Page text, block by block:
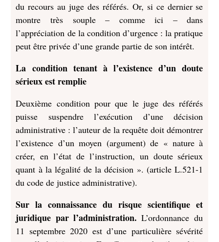
du recours au juge des référés. Or, si ce dernier se
montre très souple – comme ici – dans
l’appréciation de la condition d’urgence : la pratique
peut être privée d’une grande partie de son intérêt.
La condition tenant à l’existence d’un doute
sérieux est remplie
Deuxième condition pour que le juge des référés
puisse suspendre l’exécution d’une décision
administrative : l’auteur de la requête doit démontrer
l’existence d’un moyen (argument) de « nature à
créer, en l’état de l’instruction, un doute sérieux
quant à la légalité de la décision ». (article L.521-1
du code de justice administrative).
Sur la connaissance du risque scientifique et
juridique par l’administration.L’ordonnance du
11 septembre 2020 est d’une particulière sévérité